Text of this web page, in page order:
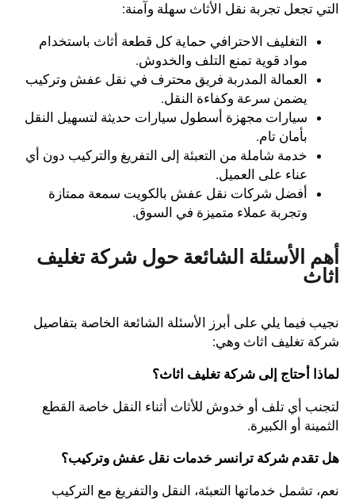
التي تجعل تجربة نقل الأثاث سهلة وآمنة:
التغليف الاحترافي حماية كل قطعة أثاث باستخدام
مواد قوية تمنع التلف والخدوش.
العمالة المدربة فريق محترف في نقل عفش وتركيب
يضمن سرعة وكفاءة النقل.
سيارات مجهزة أسطول سيارات حديثة لتسهيل النقل
بأمان تام.
خدمة شاملة من التعبئة إلى التفريغ والتركيب دون أي
عناء على العميل.
أفضل شركات نقل عفش بالكويت سمعة ممتازة
وتجربة عملاء متميزة في السوق.
أهم الأسئلة الشائعة حول شركة تغليف
اثاث
نجيب فيما يلي على أبرز الأسئلة الشائعة الخاصة بتفاصيل
شركة تغليف اثاث وهي:
لماذا أحتاج إلى شركة تغليف اثاث؟
لتجنب أي تلف أو خدوش للأثاث أثناء النقل خاصة القطع
الثمينة أو الكبيرة.
هل تقدم شركة ترانسر خدمات نقل عفش وتركيب؟
نعم، تشمل خدماتها التعبئة، النقل والتفريغ مع التركيب